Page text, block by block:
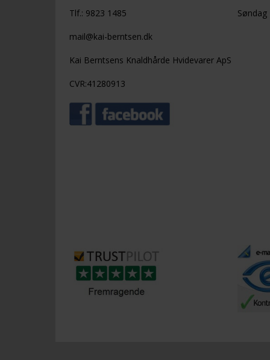
Tlf.: 9823 1485
mail@kai-berntsen.dk
Kai Berntsens Knaldhårde Hvidevarer ApS
CVR:41280913
Søndag